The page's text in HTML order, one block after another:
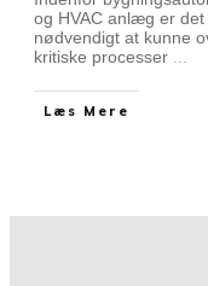
og HVAC anlæg er det
nødvendigt at kunne
kritiske processer
Læs Mere